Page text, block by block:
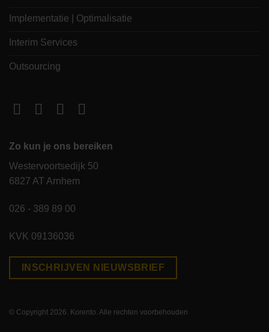
Implementatie | Optimalisatie
Interim Services
Outsourcing
Zo kun je ons bereiken
Westervoortsedijk 50
6827 AT Arnhem
026 - 389 89 00
KVK 09136036
INSCHRIJVEN NIEUWSBRIEF
© Copyright 2026. Korento. Alle rechten voorbehouden